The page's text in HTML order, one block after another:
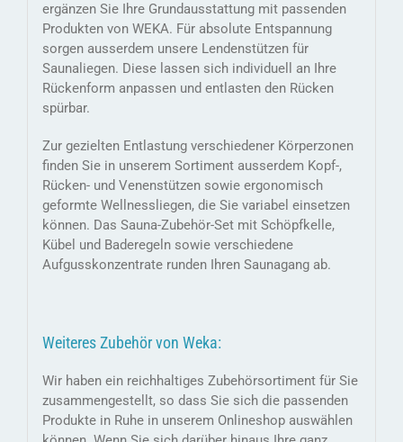
ergänzen Sie Ihre Grundausstattung mit passenden
Produkten von WEKA. Für absolute Entspannung
sorgen ausserdem unsere Lendenstützen für
Saunaliegen. Diese lassen sich individuell an Ihre
Rückenform anpassen und entlasten den Rücken
spürbar.
Zur gezielten Entlastung verschiedener Körperzonen
finden Sie in unserem Sortiment ausserdem Kopf-,
Rücken- und Venenstützen sowie ergonomisch
geformte Wellnessliegen, die Sie variabel einsetzen
können. Das Sauna-Zubehör-Set mit Schöpfkelle,
Kübel und Baderegeln sowie verschiedene
Aufgusskonzentrate runden Ihren Saunagang ab.
Weiteres Zubehör von Weka:
Wir haben ein reichhaltiges Zubehörsortiment für Sie
zusammengestellt, so dass Sie sich die passenden
Produkte in Ruhe in unserem Onlineshop auswählen